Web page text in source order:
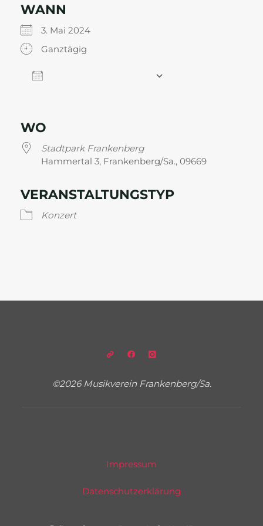
WANN
3. Mai 2024
Ganztägig
WO
Stadtpark Frankenberg
Hammertal 3, Frankenberg/Sa., 09669
VERANSTALTUNGSTYP
Konzert
©2026 Musikverein Frankenberg/Sa.
Impressum
Datenschutzerklärung